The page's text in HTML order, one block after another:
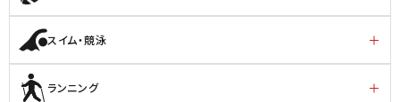
スイム・競泳
ランニング